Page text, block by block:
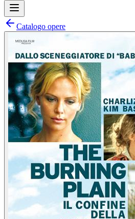
Catalogo opere